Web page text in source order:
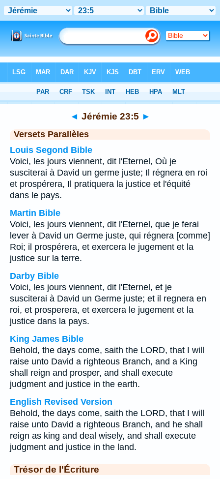
Chapitre 23 > Verset 5
◄ Jérémie 23:5 ►
Versets Parallèles
Louis Segond Bible
Voici, les jours viennent, dit l'Eternel, Où je
susciterai à David un germe juste; Il régnera en roi
et prospérera, Il pratiquera la justice et l'équité
dans le pays.
Martin Bible
Voici, les jours viennent, dit l'Eternel, que je ferai
lever à David un Germe juste, qui régnera [comme]
Roi; il prospérera, et exercera le jugement et la
justice sur la terre.
Darby Bible
Voici, les jours viennent, dit l'Eternel, et je
susciterai à David un Germe juste; et il regnera en
roi, et prosperera, et exercera le jugement et la
justice dans la pays.
King James Bible
Behold, the days come, saith the LORD, that I will
raise unto David a righteous Branch, and a King
shall reign and prosper, and shall execute
judgment and justice in the earth.
English Revised Version
Behold, the days come, saith the LORD, that I will
raise unto David a righteous Branch, and he shall
reign as king and deal wisely, and shall execute
judgment and justice in the land.
Trésor de l'Écriture